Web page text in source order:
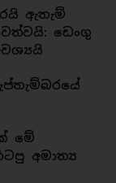
ඇතැම්
ඩෙංගු
මේ
අමාත්‍ය